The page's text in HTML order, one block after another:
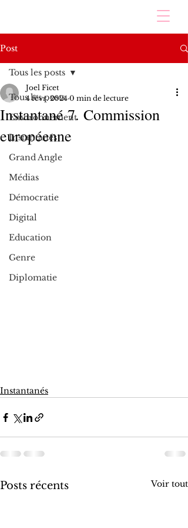
Post
Tous les posts
Environnement
Instantanés
Grand Angle
Médias
Démocratie
Digital
Education
Genre
Diplomatie
Tous les posts
Instantané 7. Commission
européenne
Joel Ficet
4 févr. 2024 0 min de lecture
Instantanés
Posts récents Voir tout